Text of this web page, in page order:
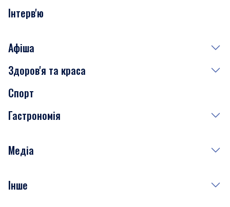
Інтерв'ю
Афіша
Сьогодні
Завтра
Субота
Здоров'я та краса
Медицина
Краса
Спорт
Гастрономія
Рецепти
Медіа
Фото
Інше